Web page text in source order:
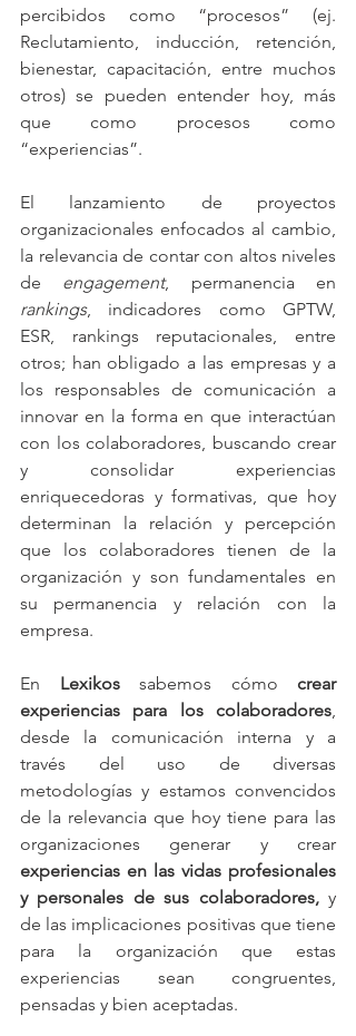
percibidos como “procesos” (ej.
Reclutamiento, inducción, retención,
bienestar, capacitación, entre muchos
otros) se pueden entender hoy, más
que como procesos como
“experiencias”.
El lanzamiento de proyectos
organizacionales enfocados al cambio,
la relevancia de contar con altos niveles
de engagement
rankings, indicadores como GPTW,
ESR, rankings reputacionales, entre
otros; han obligado a las empresas y a
los responsables de comunicación a
innovar en la forma en que interactúan
con los colaboradores, buscando crear
y consolidar experiencias
enriquecedoras y formativas, que hoy
determinan la relación y percepción
que los colaboradores tienen de la
organización y son fundamentales en
su permanencia y relación con la
empresa.
En Lexikos sabemos cómo crear
experiencias para los colaboradores,
desde la comunicación interna y a
través del uso de diversas
metodologías y estamos convencidos
de la relevancia que hoy tiene para las
experiencias en las vidas profesionales
y personales de sus colaboradores, y
de las implicaciones positivas que tiene
para la organización que estas
experiencias sean congruentes,
pensadas y bien aceptadas.